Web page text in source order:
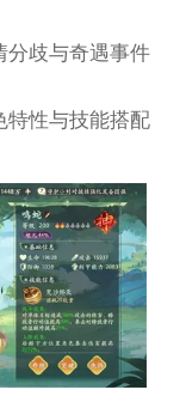
分歧与奇遇事件
特性与技能搭配